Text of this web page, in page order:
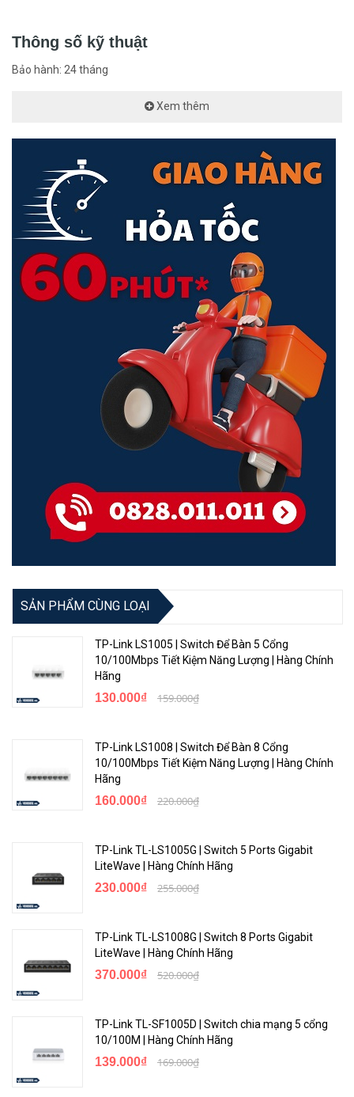
Thông số kỹ thuật
Bảo hành: 24 tháng
Xem thêm
SẢN PHẨM CÙNG LOẠI
TP-Link LS1005 | Switch Để Bàn 5 Cổng
10/100Mbps Tiết Kiệm Năng Lượng | Hàng Chính
Hãng
130.000₫ 159.000₫
TP-Link LS1008 | Switch Để Bàn 8 Cổng
10/100Mbps Tiết Kiệm Năng Lượng | Hàng Chính
Hãng
160.000₫ 220.000₫
TP-Link TL-LS1005G | Switch 5 Ports Gigabit
LiteWave | Hàng Chính Hãng
230.000₫ 255.000₫
TP-Link TL-LS1008G | Switch 8 Ports Gigabit
LiteWave | Hàng Chính Hãng
370.000₫ 520.000₫
TP-Link TL-SF1005D | Switch chia mạng 5 cổng
10/100M | Hàng Chính Hãng
139.000₫ 169.000₫